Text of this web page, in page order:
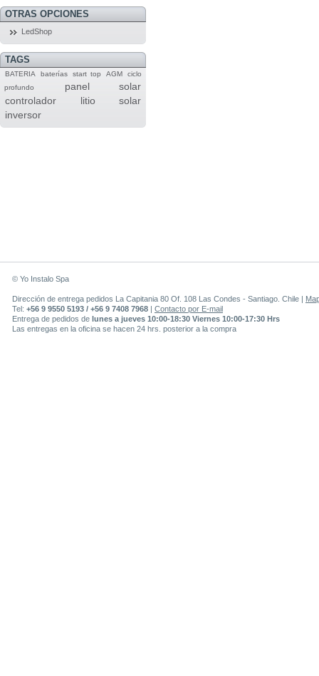
OTRAS OPCIONES
LedShop
TAGS
BATERIA baterías start top AGM
ciclo
profundo
panel solar
controlador
litio
solar
inversor
© Yo Instalo Spa
Dirección de entrega pedidos La Capitania 80 Of. 108 Las Condes - Santiago. Chile |
Tel: +56 9 9550 5193 / +56 9 7408 7968
Contacto por E-mail
Entrega de pedidos de lunes a jueves 10:00-18:30 Viernes 10:00-17:30 Hrs
Las entregas en la oficina se hacen 24 hrs. posterior a la compra